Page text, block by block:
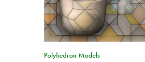
Polyhedron Models